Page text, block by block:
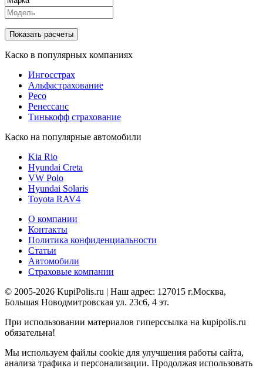
Показать расчеты
Каско в популярных компаниях
Ингосстрах
Альфастрахование
Ресо
Ренессанс
Тинькофф страхование
Каско на популярные автомобили
Kia Rio
Hyundai Creta
VW Polo
Hyundai Solaris
Toyota RAV4
О компании
Контакты
Политика конфиденциальности
Статьи
Автомобили
Страховые компании
© 2005-2026 KupiPolis.ru | Наш адрес: 127015 г.Москва,
Большая Новодмитровская ул. 23с6, 4 эт.
При использовании материалов гиперссылка на kupipolis.ru
обязательна!
Мы используем файлы cookie для улучшения работы сайта,
анализа трафика и персонализации. Продолжая использовать